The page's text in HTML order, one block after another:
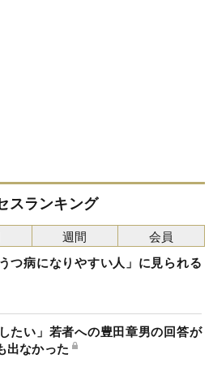
スランキング
つ病になりやすい人」に見られる
たい」若者への豊田章男の回答が
出なかった
週間 会員